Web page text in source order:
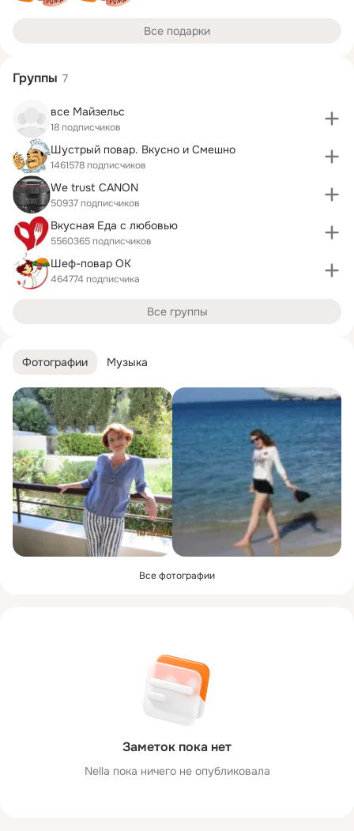
Фотографии Музыка
Все фотографии
Заметок пока нет
Nella пока ничего не опубликовала
Все подарки
Группы 7
все Майзельс
18 подписчиков
Шустрый повар. Вкусно и Смешно
1461578 подписчиков
We trust CANON
50937 подписчиков
Вкусная Еда с любовью
5560365 подписчиков
Шеф-повар OK
464774 подписчика
Все группы